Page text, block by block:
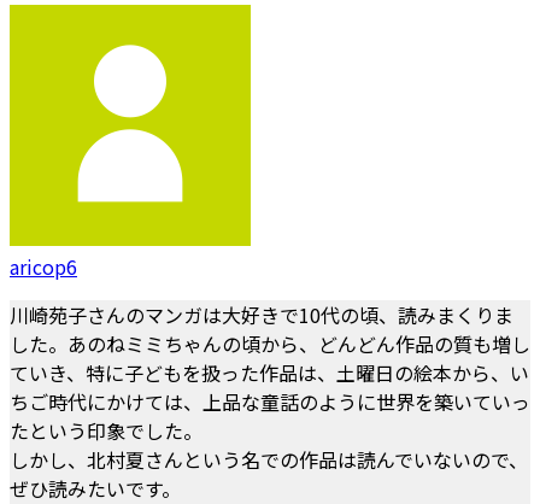
aricop6
川崎苑子さんのマンガは大好きで10代の頃、読みまくりま
した。あのねミミちゃんの頃から、どんどん作品の質も増し
ていき、特に子どもを扱った作品は、土曜日の絵本から、い
ちご時代にかけては、上品な童話のように世界を築いていっ
たという印象でした。
しかし、北村夏さんという名での作品は読んでいないので、
ぜひ読みたいです。